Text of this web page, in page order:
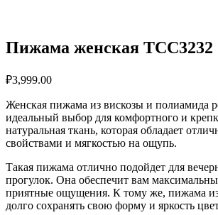
Пижама женская TCC3232
₽3,999.00
Женская пижама из вискозы и полиамида
идеальный выбор для комфортного и
натуральная ткань, которая обладает
свойствами и мягкостью на ощупь.
Такая пижама отлично подойдет для
прогулок. Она обеспечит вам
приятные ощущения. К тому же, пижама из
долго сохранять свою форму и яркость